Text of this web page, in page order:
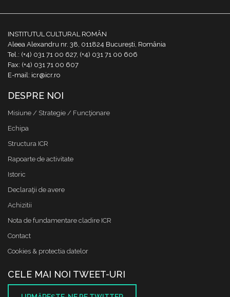
INSTITUTUL CULTURAL ROMÂN
Aleea Alexandru nr. 38, 011824 București, România
Tel.: (+4) 031 71 00 627, (+4) 031 71 00 606
Fax: (+4) 031 71 00 607
E-mail: icr@icr.ro
DESPRE NOI
Misiune / Strategie / Funcţionare
Echipa
Structura ICR
Rapoarte de activitate
Istoric
Declaraţii de avere
Achizitii
Nota de fundamentare cladire ICR
Contact
Cookies & protectia datelor
CELE MAI NOI TWEET-URI